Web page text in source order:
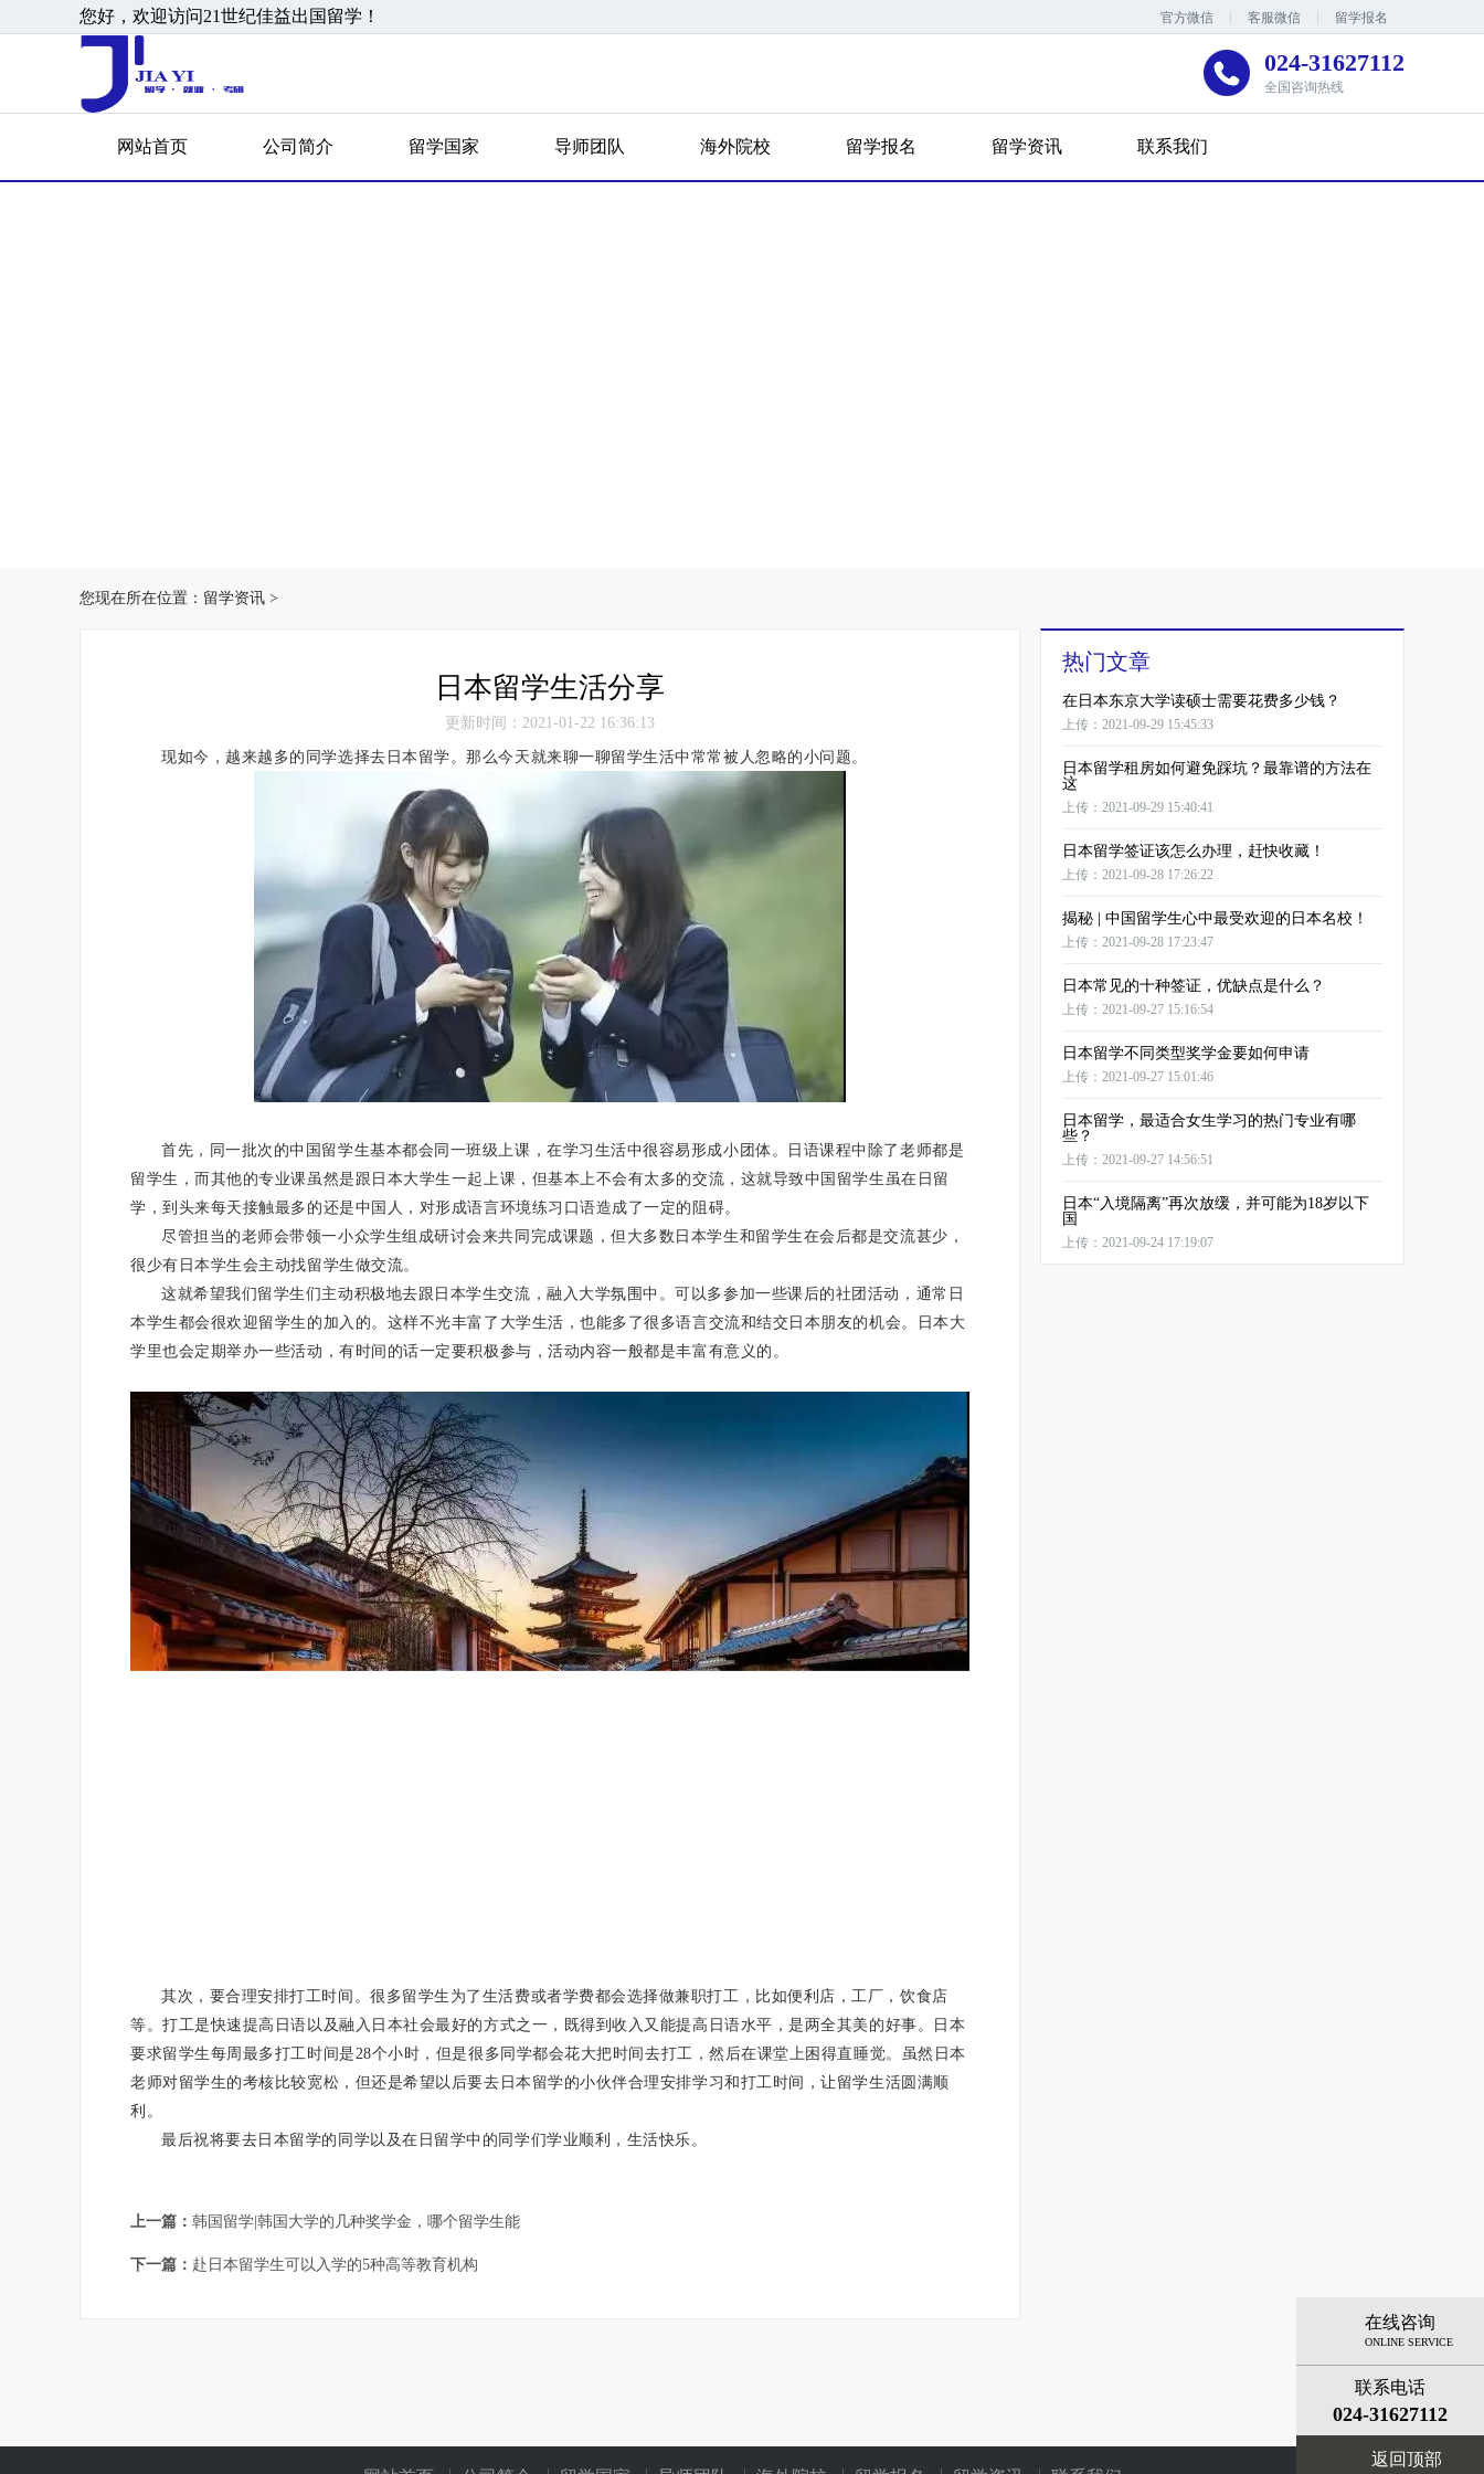
您好，欢迎访问21世纪佳益出国留学！ 官方微信 客服微信 留学报名
024-31627112
全国咨询热线
网站首页 公司简介 留学国家 导师团队 海外院校 留学报名 留学资讯 联系我们
您现在所在位置： 留学资讯 >
日本留学生活分享
更新时间：2021-01-22 16:36:13
现如今，越来越多的同学选择去日本留学。那么今天就来聊一聊留学生活中常常被人忽略的小问题。
首先，同一批次的中国留学生基本都会同一班级上课，在学习生活中很容易形成小团体。
日语课程中除了老师都是
留学生，而其他的专业课虽然是跟日本大学生一起上课，但基本上不会有太多的交流，这就导致中国留学生虽在日留
学，到头来每天接触最多的还是中国人，对形成语言环境练习口语造成了一定的阻碍。
尽管担当的老师会带领一小众学生组成研讨会来共同完成课题，但大多数日本学生和留学生在会后都是交流甚少，
很少有日本学生会主动找留学生做交流。
这就希望我们留学生们主动积极地去跟日本学生交流，融入大学氛围中。可以多参加一些课后的社团活动，通常日
本学生都会很欢迎留学生的加入的。这样不光丰富了大学生活，也能多了很多语言交流和结交日本朋友的机会。日本大
学里也会定期举办一些活动，有时间的话一定要积极参与，活动内容一般都是丰富有意义的。
其次，要合理安排打工时间。很多留学生为了生活费或者学费都会选择做兼职打工，比如便利店，工厂，饮食店
等。打工是快速提高日语以及融入日本社会最好的方式之一，既得到收入又能提高日语水平，是两全其美的好事。日本
要求留学生每周最多打工时间是28个小时，但是很多同学都会花大把时间去打工，然后在课堂上困得直睡觉。虽然日本
老师对留学生的考核比较宽松，但还是希望以后要去日本留学的小伙伴合理安排学习和打工时间，让留学生活圆满顺
利。
最后祝将要去日本留学的同学以及在日留学中的同学们学业顺利，生活快乐。
上一篇： 韩国留学|韩国大学的几种奖学金，哪个留学生能
下一篇： 赴日本留学生可以入学的5种高等教育机构
热门文章
在日本东京大学读硕士需要花费多少钱？
上传：2021-09-29 15:45:33
日本留学租房如何避免踩坑？最靠谱的方法在
这
上传：2021-09-29 15:40:41
日本留学签证该怎么办理，赶快收藏！
上传：2021-09-28 17:26:22
揭秘 | 中国留学生心中最受欢迎的日本名校！
上传：2021-09-28 17:23:47
日本常见的十种签证，优缺点是什么？
上传：2021-09-27 15:16:54
日本留学不同类型奖学金要如何申请
上传：2021-09-27 15:01:46
日本留学，最适合女生学习的热门专业有哪
些？
上传：2021-09-27 14:56:51
日本“入境隔离”再次放缓，并可能为18岁以下
国
上传：2021-09-24 17:19:07
在线咨询
ONLINE SERVICE
联系电话
024-31627112
返回顶部